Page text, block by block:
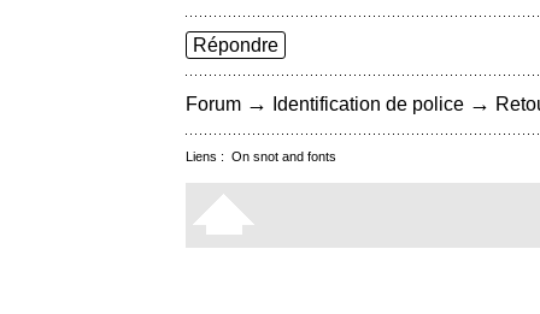
Répondre
Forum → Identification de police →
Liens : On snot and fonts